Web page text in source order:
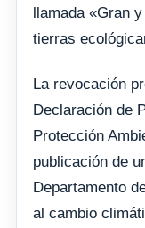
llamada «Gran
tierras
La revocación
Declaración de
Protección
publicación de
Departamento
al cambio